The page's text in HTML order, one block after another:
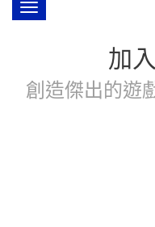
Toggle
navigation
加
創造傑出的遊